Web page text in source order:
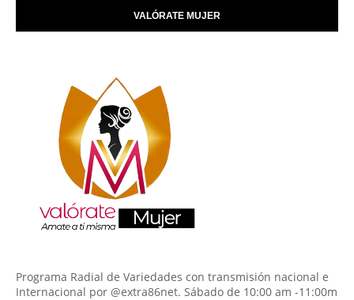
VALÓRATE MUJER
Programa Radial de Variedades con transmisión nacional e
Internacional por @extra86net. Sábado de 10:00 am -11:00m